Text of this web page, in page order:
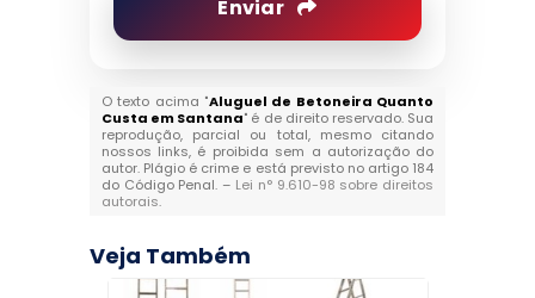
Enviar
O texto acima "Aluguel de Betoneira Quanto
Custa em Santana" é de direito reservado. Sua
reprodução, parcial ou total, mesmo citando
nossos links, é proibida sem a autorização do
autor. Plágio é crime e está previsto no artigo 184
do Código Penal. – Lei n° 9.610-98 sobre direitos
autorais.
Veja Também